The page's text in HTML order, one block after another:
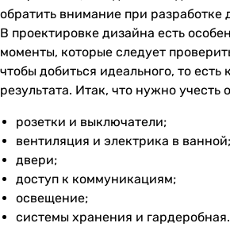
обратить внимание при разработке
В проектировке дизайна есть
моменты, которые следует
чтобы добиться идеального, то есть
результата. Итак, что нужно учесть
розетки и выключатели;
вентиляция и электрика в ванной;
двери;
доступ к коммуникациям;
освещение;
системы хранения и гардеробная.